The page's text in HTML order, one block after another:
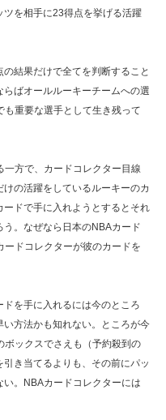
を相手に23得点を挙げる活躍
結果だけで全てを判断すること
ばオールルーキーチームへの選
重要な選手として生き残って
方で、カードコレクター目線
の活躍をしているルーキーのカ
ドで手に入れようとするとそれ
。なぜなら日本のNBAカード
ドコレクターが彼のカードを
を手に入れるには今のところ
い方法かも知れない。ところが今
ックスでさえも（予約殺到の
き当てるよりも、その前にパッ
。NBAカードコレクターには